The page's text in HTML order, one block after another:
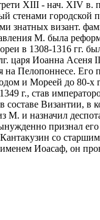
XIII - нач. XIV в.
стенами
знатных визант.
М. была
в 1308-1316 гг.
царя Иоанна Асеня
Пелопоннесе. Его
и Мореей до 80-х
г., став
составе Византии, в
М. и назначил
признал его
со
Иоасаф, он